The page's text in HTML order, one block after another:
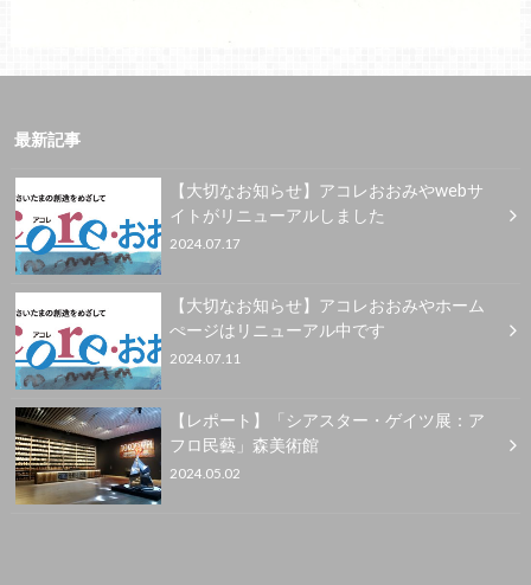
最新記事
【大切なお知らせ】アコレおおみやwebサ
イトがリニューアルしました
2024.07.17
【大切なお知らせ】アコレおおみやホーム
ぺージはリニューアル中です
2024.07.11
【レポート】「シアスター・ゲイツ展：ア
フロ民藝」森美術館
2024.05.02